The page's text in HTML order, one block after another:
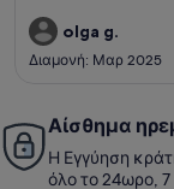
olga g.
Διαμονή: Μαρ 2025
Αίσθημα
Η Εγγύηση
όλο το 24ωρο,